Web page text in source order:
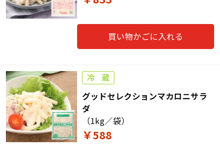
買い物かごに入れる
グッドセレクションマカロニサラ
ダ
（1kg／袋）
￥588